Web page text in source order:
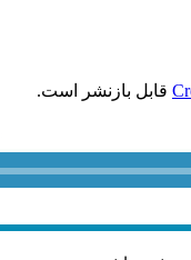
قابل بازنشر است.